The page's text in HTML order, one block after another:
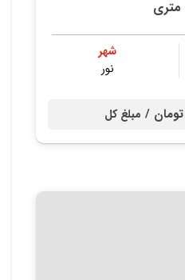
شهر
نور
مبلغ کل